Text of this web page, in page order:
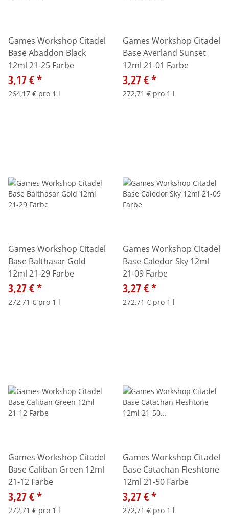
Games Workshop Citadel
Base Abaddon Black
12ml 21-25 Farbe
3,17 €*
264,17 € pro 1 l
Games Workshop Citadel
Base Averland Sunset
12ml 21-01 Farbe
3,27 €*
272,71 € pro 1 l
Games Workshop Citadel
Base Balthasar Gold
12ml 21-29 Farbe
3,27 €*
272,71 € pro 1 l
Games Workshop Citadel
Base Caledor Sky 12ml
21-09 Farbe
3,27 €*
272,71 € pro 1 l
Games Workshop Citadel
Base Caliban Green 12ml
21-12 Farbe
3,27 €*
272,71 € pro 1 l
Games Workshop Citadel
Base Catachan Fleshtone
12ml 21-50 Farbe
3,27 €*
272,71 € pro 1 l